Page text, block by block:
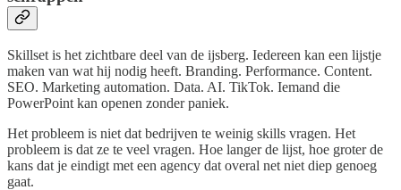
Skillset is het zichtbare deel van de ijsberg. Iedereen kan een lijstje
maken van wat hij nodig heeft. Branding. Performance. Content.
SEO. Marketing automation. Data. AI. TikTok. Iemand die
PowerPoint kan openen zonder paniek.
Het probleem is niet dat bedrijven te weinig skills vragen. Het
probleem is dat ze te veel vragen. Hoe langer de lijst, hoe groter de
kans dat je eindigt met een agency dat overal net niet diep genoeg
gaat.